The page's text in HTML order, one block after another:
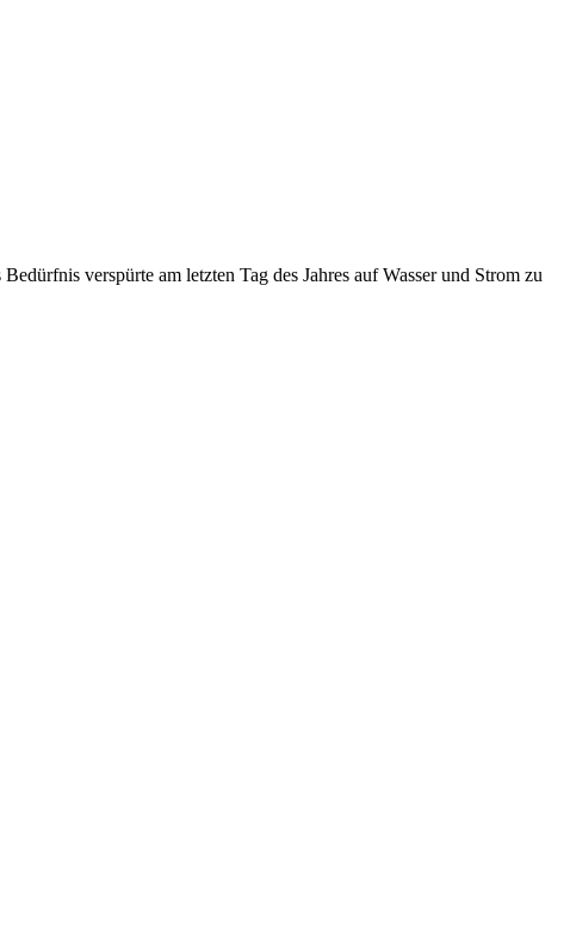
verspürte am letzten Tag des Jahres auf Wasser und Strom zu